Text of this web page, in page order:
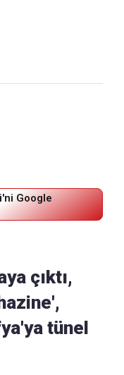
Google
çıktı,
tünel